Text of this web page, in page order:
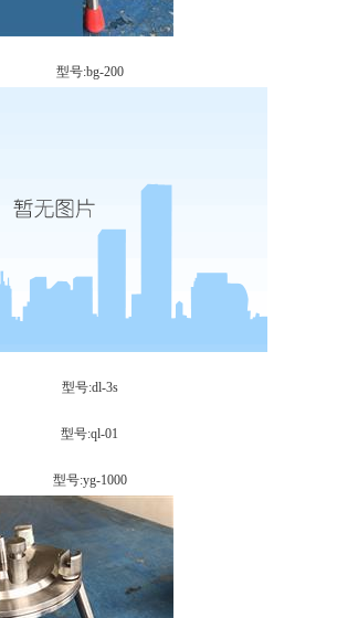
型号:bg-200
型号:dl-3s
型号:ql-01
型号:yg-1000